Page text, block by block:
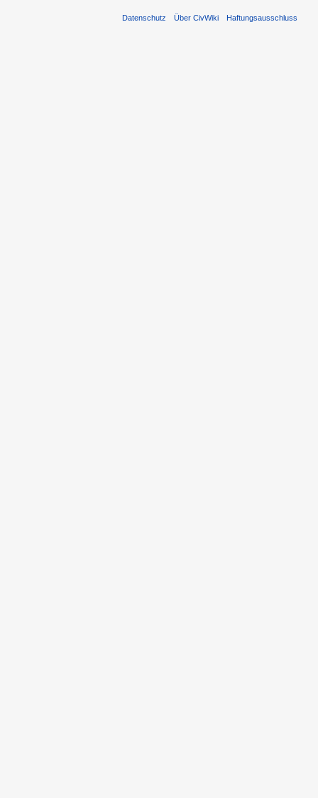
Datenschutz Über CivWiki Haftungsausschluss